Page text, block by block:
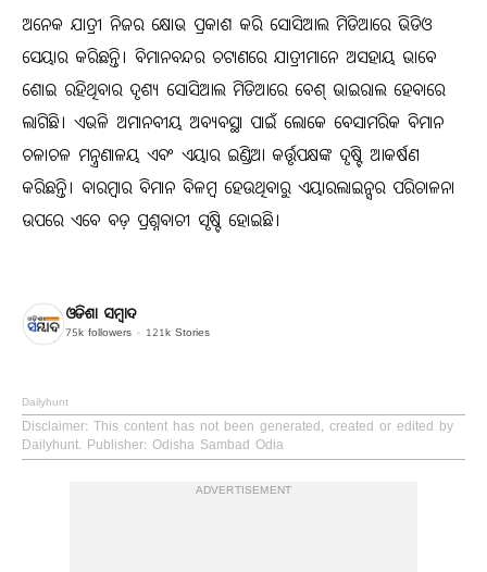
ଅନେକ ଯାତ୍ରୀ ନିଜର କ୍ଷୋଭ ପ୍ରକାଶ କରି ସୋସିଆଲ ମିଡିଆରେ ଭିଡିଓ
ସେୟାର କରିଛନ୍ତି। ବିମାନବନ୍ଦର ଚଟାଣରେ ଯାତ୍ରୀମାନେ ଅସହାୟ ଭାବେ
ଶୋଇ ରହିଥିବାର ଦୃଶ୍ୟ ସୋସିଆଲ ମିଡିଆରେ ବେଶ୍ ଭାଇରାଲ ହେବାରେ
ଲାଗିଛି। ଏଭଳି ଅମାନବୀୟ ଅବ୍ୟବସ୍ଥା ପାଇଁ ଲୋକେ ବେସାମରିକ ବିମାନ
ଚଳାଚଳ ମନ୍ତ୍ରଣାଳୟ ଏବଂ ଏୟାର ଇଣ୍ଡିଆ କର୍ତ୍ତୃପକ୍ଷଙ୍କ ଦୃଷ୍ଟି ଆକର୍ଷଣ
କରିଛନ୍ତି। ବାରମ୍ବାର ବିମାନ ବିଳମ୍ବ ହେଉଥିବାରୁ ଏୟାରଲାଇନ୍ସର ପରିଚାଳନା
ଉପରେ ଏବେ ବଡ଼ ପ୍ରଶ୍ନବାଚୀ ସୃଷ୍ଟି ହୋଇଛି।
ଓଡିଶା ସମ୍ବାଦ
75k followers 121k Stories
Dailyhunt
Disclaimer: This content has not been generated, created or edited by
Dailyhunt. Publisher: Odisha Sambad Odia
ADVERTISEMENT